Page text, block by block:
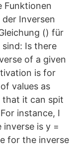
Funktionen
Inversen
() für
sind: Is there
of a given
is for
values as
that it can spit
instance, I
is y =
for the inverse